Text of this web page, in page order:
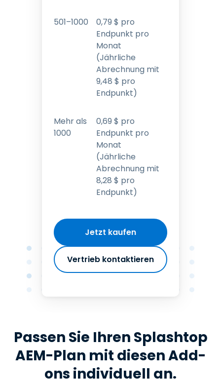
501–1000 0,79 $ pro
Endpunkt pro
Monat
(Jährliche
Abrechnung mit
9,48 $ pro
Endpunkt)
Mehr als
1000
0,69 $ pro
Endpunkt pro
Monat
(Jährliche
Abrechnung mit
8,28 $ pro
Endpunkt)
Jetzt kaufen
Vertrieb kontaktieren
Passen Sie Ihren Splashtop
AEM-Plan mit diesen Add-
ons individuell an.